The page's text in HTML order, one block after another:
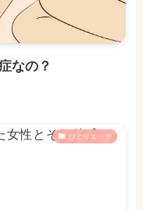
なの？
ひとりエッチ